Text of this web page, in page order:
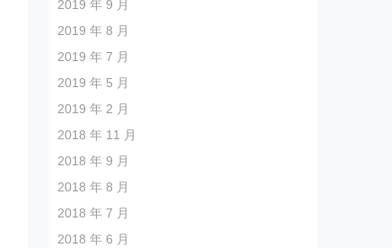
2019 年 9 月
2019 年 8 月
2019 年 7 月
2019 年 5 月
2019 年 2 月
2018 年 11 月
2018 年 9 月
2018 年 8 月
2018 年 7 月
2018 年 6 月